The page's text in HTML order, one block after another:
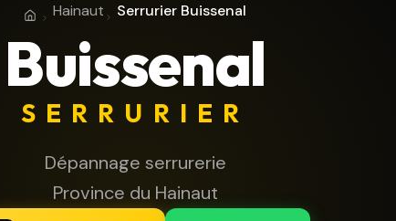
AccueilProvince du Hainaut
Hainaut Serrurier Buissenal
Buissenal
SERRURIER
Dépannage serrurerie
Province du Hainaut